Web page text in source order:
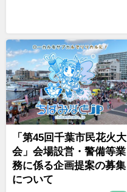
「第45回千葉市民花火大
会」会場設営・警備等業
務に係る企画提案の募集
について